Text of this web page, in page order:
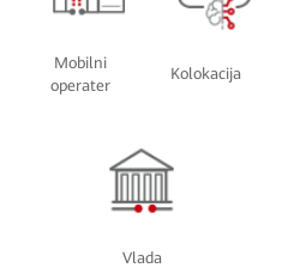
Mobilni
operater
Kolokacija
Vlada